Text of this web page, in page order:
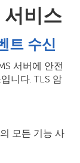
비스
트 수신
서버에 안전
니다. TLS 암
모든 기능 사